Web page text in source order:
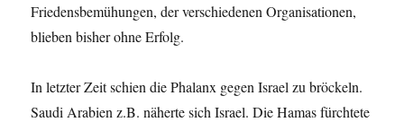
Friedensbemühungen, der verschiedenen Organisationen,
blieben bisher ohne Erfolg.
In letzter Zeit schien die Phalanx gegen Israel zu bröckeln.
Saudi Arabien z.B. näherte sich Israel. Die Hamas fürchtete